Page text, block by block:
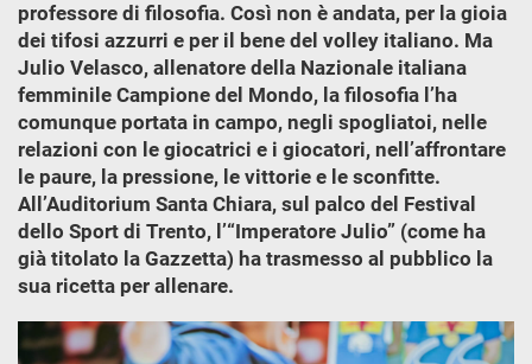
professore di filosofia. Così non è andata, per la gioia
dei tifosi azzurri e per il bene del volley italiano. Ma
Julio Velasco, allenatore della Nazionale italiana
femminile Campione del Mondo, la filosofia l’ha
comunque portata in campo, negli spogliatoi, nelle
relazioni con le giocatrici e i giocatori, nell’affrontare
le paure, la pressione, le vittorie e le sconfitte.
All’Auditorium Santa Chiara, sul palco del Festival
dello Sport di Trento, l’“Imperatore Julio” (come ha
già titolato la Gazzetta) ha trasmesso al pubblico la
sua ricetta per allenare.